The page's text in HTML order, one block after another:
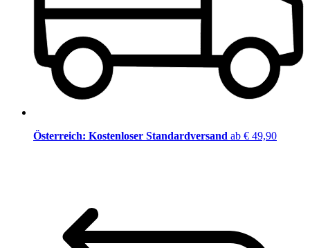
Österreich: Kostenloser Standardversand ab € 49,90